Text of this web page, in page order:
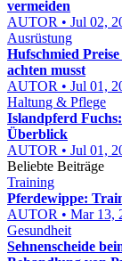
vermeiden
AUTOR • Jul 02,
Ausrüstung
Hufschmied
achten musst
AUTOR • Jul 01,
Haltung & Pflege
Islandpferd
Überblick
AUTOR • Jul 01,
Beliebte Beiträge
Training
Pferdewippe:
AUTOR • Mar 13,
Gesundheit
Sehnenscheide